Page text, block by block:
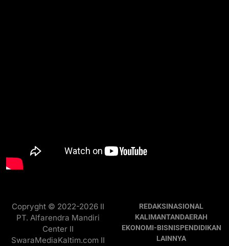
Copryght © 2022-2026 II
PT. Alfarendra Mandiri
Center II
SwaraMediaKaltim.com II
REDAKSINASIONAL
KALIMANTANDAERAH
EKONOMI-BISNISPENDIDIKAN
LAINNYA